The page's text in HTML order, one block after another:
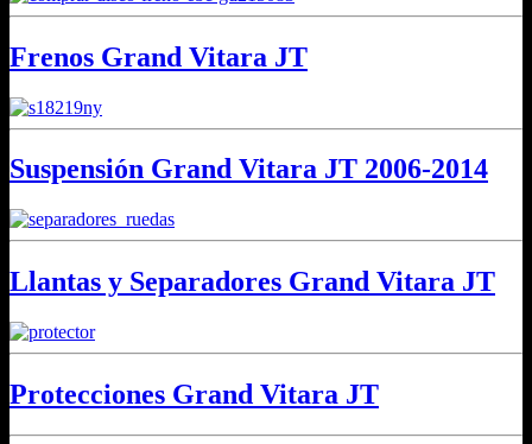
Frenos Grand Vitara JT
Suspensión Grand Vitara JT 2006-2014
Llantas y Separadores Grand Vitara JT
Protecciones Grand Vitara JT